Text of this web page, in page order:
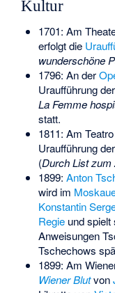
Kultur
1701: Am
erfolgt die
wunderschöne
1796: An der
Uraufführung
La Femme
statt.
1811: Am
Uraufführung
(Durch List zum
1899: Anton
wird im
Konstantin
Regieund spielt
Anweisungen
Tschechows
1899: Am
Wiener Blutvon